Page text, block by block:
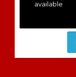
available